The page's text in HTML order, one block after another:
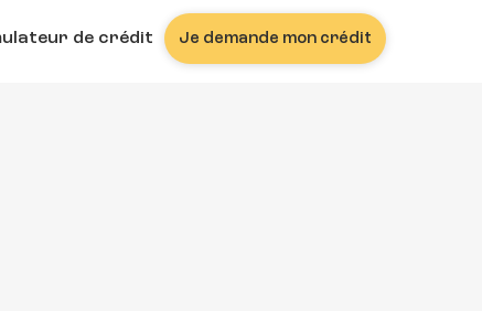
de crédit Je demande mon crédit